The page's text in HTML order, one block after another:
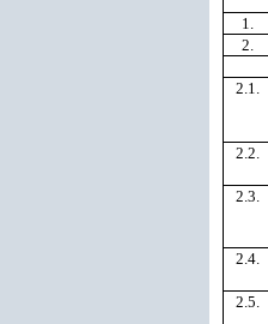
1.
2.
2.1.
2.2.
2.3.
2.4.
2.5.